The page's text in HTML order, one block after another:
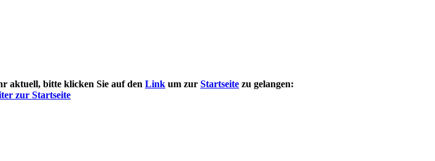
aktuell, bitte klicken Sie auf den Link um zur Startseite zu gelangen:
zur Startseite